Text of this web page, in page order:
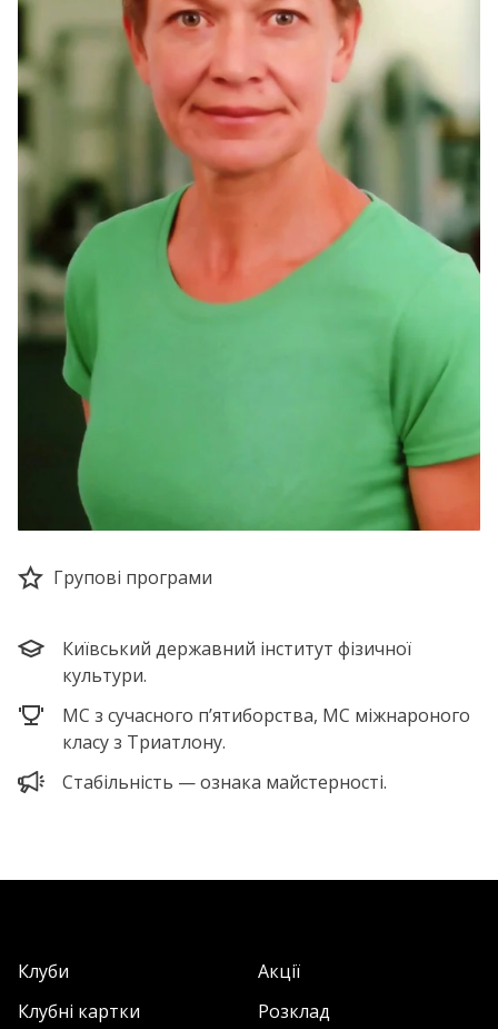
Групові програми
Київський державний інститут фізичної
культури.
МС з сучасного п’ятиборства, МС міжнароного
класу з Триатлону.
Стабільність — ознака майстерності.
Клуби
Акції
Клубні картки
Розклад